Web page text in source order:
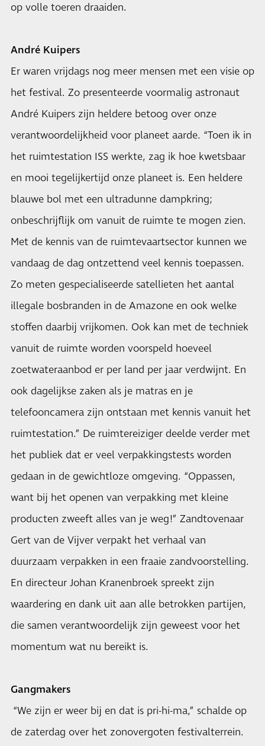
op volle toeren draaiden.
André Kuipers
Er waren vrijdags nog meer mensen met een visie op
het festival. Zo presenteerde voormalig astronaut
André Kuipers zijn heldere betoog over onze
verantwoordelijkheid voor planeet aarde. “Toen ik in
het ruimtestation ISS werkte, zag ik hoe kwetsbaar
en mooi tegelijkertijd onze planeet is. Een heldere
blauwe bol met een ultradunne dampkring;
onbeschrijflijk om vanuit de ruimte te mogen zien.
Met de kennis van de ruimtevaartsector kunnen we
vandaag de dag ontzettend veel kennis toepassen.
Zo meten gespecialiseerde satellieten het aantal
illegale bosbranden in de Amazone en ook welke
stoffen daarbij vrijkomen. Ook kan met de techniek
vanuit de ruimte worden voorspeld hoeveel
zoetwateraanbod er per land per jaar verdwijnt. En
ook dagelijkse zaken als je matras en je
telefooncamera zijn ontstaan met kennis vanuit het
ruimtestation.” De ruimtereiziger deelde verder met
het publiek dat er veel verpakkingstests worden
gedaan in de gewichtloze omgeving. “Oppassen,
want bij het openen van verpakking met kleine
producten zweeft alles van je weg!” Zandtovenaar
Gert van de Vijver verpakt het verhaal van
duurzaam verpakken in een fraaie zandvoorstelling.
En directeur Johan Kranenbroek spreekt zijn
waardering en dank uit aan alle betrokken partijen,
die samen verantwoordelijk zijn geweest voor het
momentum wat nu bereikt is.
Gangmakers
“We zijn er weer bij en dat is pri-hi-ma,” schalde op
de zaterdag over het zonovergoten festivalterrein.